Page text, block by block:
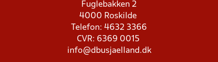
Fuglebakken 2
4000 Roskilde
Telefon: 4632 3366
CVR: 6369 0015
info@dbusjaelland.dk